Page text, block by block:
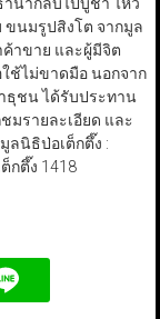
านำกลับไปบูชา ไหว้
ขนมรูปสิงโต จากมูล
าขาย และผู้มีจิต
ช้ไม่ขาดมือ นอกจาก
ธุชน ได้รับประทาน
มรายละเอียด และ
ลนิธิป่อเต็กตึ๊ง :
กตึ๊ง 1418